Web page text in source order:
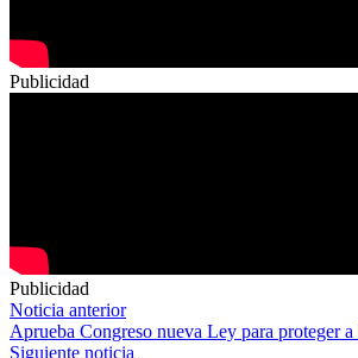
Publicidad
Publicidad
Navegación
de
Noticia anterior
Aprueba Congreso nueva Ley para proteger a
Siguiente noticia